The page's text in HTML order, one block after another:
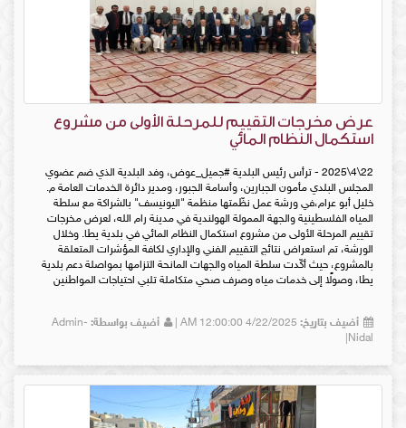
عرض مخرجات التقييم للمرحلة الأولى من مشروع
استكمال النظام المائي
22\4\2025 - ترأس رئيس البلدية #جميل_عوض، وفد البلدية الذي ضم عضوي
المجلس البلدي مأمون الجبارين، وأسامة الجبور، ومدير دائرة الخدمات العامة م.
خليل أبو عرام،في ورشة عمل نظّمتها منظمة "اليونيسف" بالشراكة مع سلطة
المياه الفلسطينية والجهة الممولة الهولندية في مدينة رام الله، لعرض مخرجات
تقييم المرحلة الأولى من مشروع استكمال النظام المائي في بلدية يطا. وخلال
الورشة، تم استعراض نتائج التقييم الفني والإداري لكافة المؤشرات المتعلقة
بالمشروع، حيث أكّدت سلطة المياه والجهات المانحة التزامها بمواصلة دعم بلدية
يطا، وصولًا إلى خدمات مياه وصرف صحي متكاملة تلبي احتياجات المواطنين
أضيف بتاريخ: أضيف بواسطة: Admin-
Nidal|